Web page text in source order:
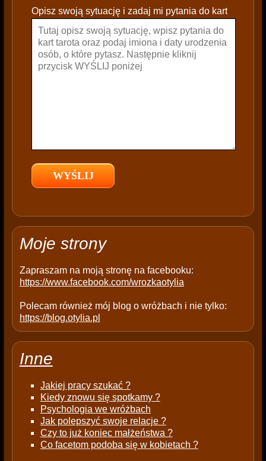
e
a
e
e
p
y
Opisz swoją sytuację i zadaj mi pytania do kart
Moje strony
Zapraszam na moją stronę na facebooku:
https://www.facebook.com/wrozkaotylia
Polecam również mój blog o wróżbach i nie tylko:
https://blog.otylia.pl
Inne
Jakiej pracy szukać ?
Kiedy znowu się spotkamy ?
Psychologia we wróżbach
Jak polepszyć swoje relacje ?
Czy to już koniec małżeństwa ?
Co facetom podoba się w kobietach ?